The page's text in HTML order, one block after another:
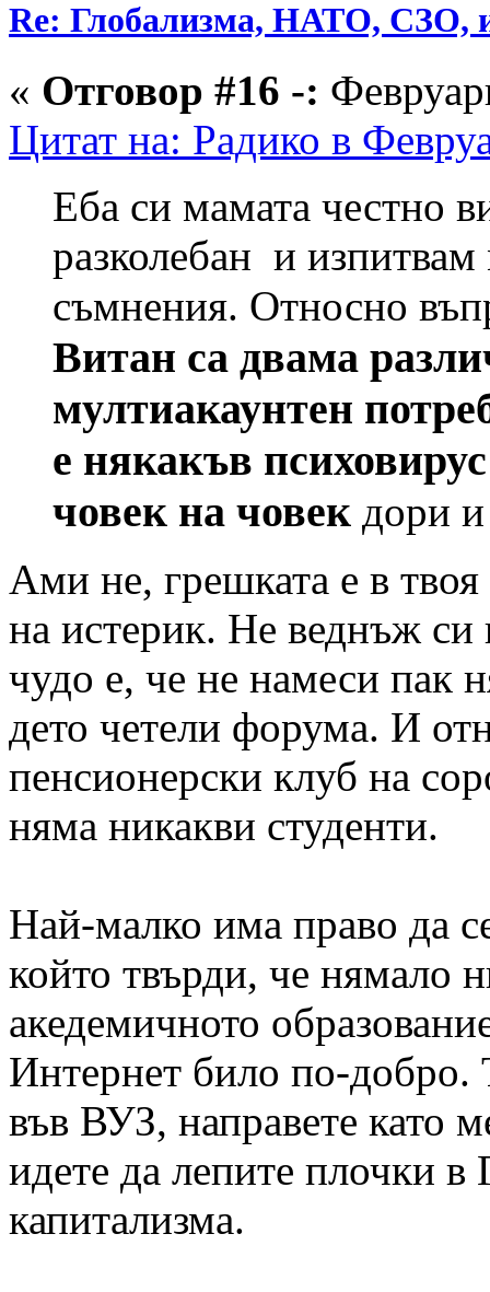
Re: Глобализма, НАТО, СЗО, и
« Отговор #16 -:
Цитат на: Радико в
Еба си мамата честно
разколебан и
съмнения. Относно
Витан са двама
мултиакаунтен
е някакъв
човек на човек дори и
Ами не, грешката е в твоя
на истерик. Не веднъж си
чудо е, че не намеси пак
дето четели форума. И
пенсионерски клуб на
няма никакви студенти.
Най-малко има право да
който твърди, че нямало
акедемичното
Интернет било по-добро.
във ВУЗ, направете като
идете да лепите плочки в
капитализма.